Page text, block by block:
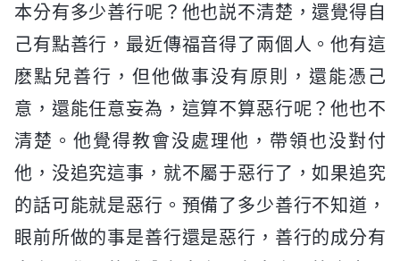
本分有多少善行呢？他也説不清楚，還覺得自
己有點善行，最近傳福音得了兩個人。他有這
麽點兒善行，但他做事没有原則，還能憑己
意，還能任意妄為，這算不算惡行呢？他也不
清楚。他覺得教會没處理他，帶領也没對付
他，没追究這事，就不屬于惡行了，如果追究
的話可能就是惡行。預備了多少善行不知道，
眼前所做的事是善行還是惡行，善行的成分有